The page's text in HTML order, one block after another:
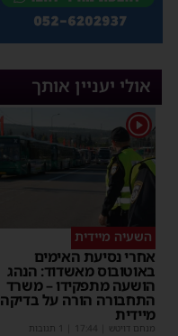
אולי יעניין אותך
1
השעיה מיידית
אחרי נסיעת האימים
באוטובוס מאשדוד: הנהג
הושעה מתפקידו – משרד
התחבורה הורה על בדיקה
מיידית
מנחם דויטש 17:44